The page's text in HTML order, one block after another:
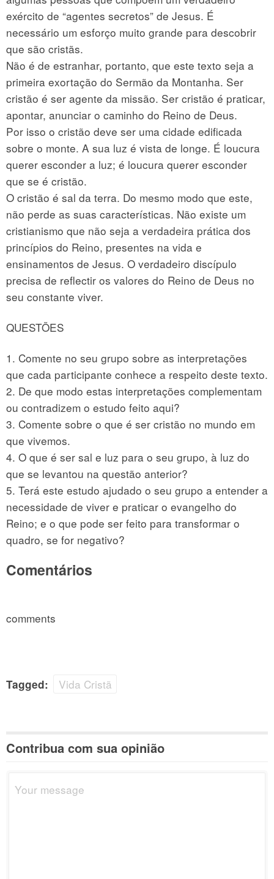
exército de “agentes secretos” de Jesus. É
necessário um esforço muito grande para descobrir
que são cristãs.
Não é de estranhar, portanto, que este texto seja a
primeira exortação do Sermão da Montanha. Ser
cristão é ser agente da missão. Ser cristão é praticar,
apontar, anunciar o caminho do Reino de Deus.
Por isso o cristão deve ser uma cidade edificada
sobre o monte. A sua luz é vista de longe. É loucura
querer esconder a luz; é loucura querer esconder
que se é cristão.
O cristão é sal da terra. Do mesmo modo que este,
não perde as suas características. Não existe um
cristianismo que não seja a verdadeira prática dos
princípios do Reino, presentes na vida e
ensinamentos de Jesus. O verdadeiro discípulo
precisa de reflectir os valores do Reino de Deus no
seu constante viver.
QUESTÕES
1. Comente no seu grupo sobre as interpretações
que cada participante conhece a respeito deste texto.
2. De que modo estas interpretações complementam
ou contradizem o estudo feito aqui?
3. Comente sobre o que é ser cristão no mundo em
que vivemos.
4. O que é ser sal e luz para o seu grupo, à luz do
que se levantou na questão anterior?
5. Terá este estudo ajudado o seu grupo a entender a
necessidade de viver e praticar o evangelho do
Reino; e o que pode ser feito para transformar o
quadro, se for negativo?
Comentários
comments
Tagged: Vida Cristã
Contribua com sua opinião